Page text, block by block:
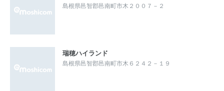
島根県邑智郡邑南町市木２００７－２
瑞穂ハイランド
島根県邑智郡邑南町市木６２４２－１９